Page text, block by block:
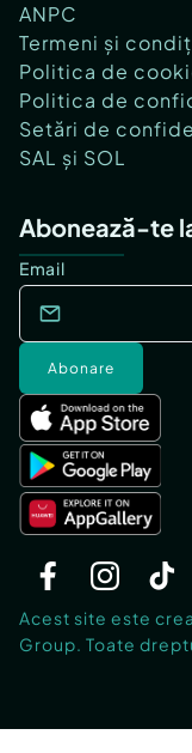
ANPC
Termeni și
Politica de
Politica de
Setări de
SAL și SOL
Abonează-te
Email
Abonare
Acest site este
Group. Toate